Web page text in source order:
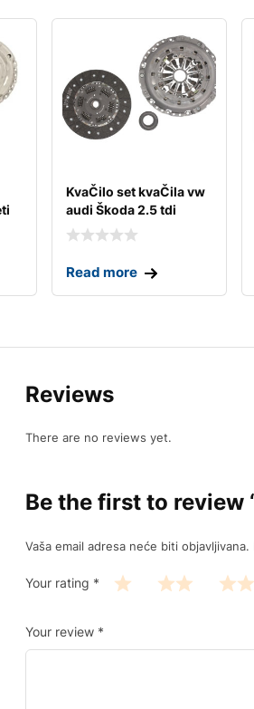
KvaČilo set kvaČila vw
audi Škoda 2.5 tdi
Read more
Reviews
There are no reviews yet.
Be the first to review
Vaša email adresa neće biti objavljivana.
Your rating *
Your review *